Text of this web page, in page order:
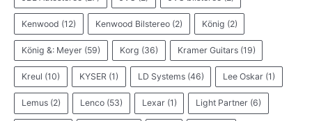
Kenwood (12) Kenwood Bilstereo (2) König (2)
König &: Meyer (59) Korg (36) Kramer Guitars (19)
Kreul (10) KYSER (1) LD Systems (46) Lee Oskar (1)
Lemus (2) Lenco (53) Lexar (1) Light Partner (6)